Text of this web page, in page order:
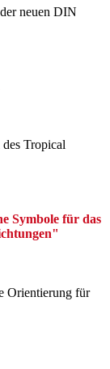
neuen DIN
Tropical
Symbole für das
Orientierung für